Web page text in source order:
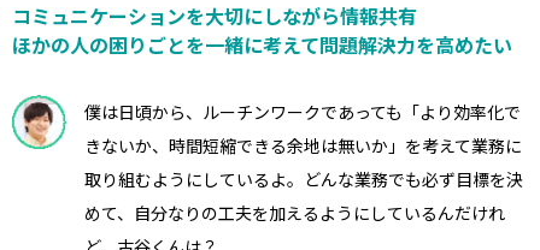
コミュニケーションを大切にしながら情報共有
ほかの人の困りごとを一緒に考えて問題解決力を高めたい
僕は日頃から、ルーチンワークであっても「より効率化で
きないか、時間短縮できる余地は無いか」を考えて業務に
取り組むようにしているよ。どんな業務でも必ず目標を決
めて、自分なりの工夫を加えるようにしているんだけれ